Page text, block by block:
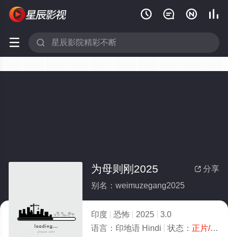
   
 
 分享
为母则刚2025
别名：weimuzegang2025
印度 恐怖 2025
3.0
语言： 印地语 Hindi 状态： 正片/高清